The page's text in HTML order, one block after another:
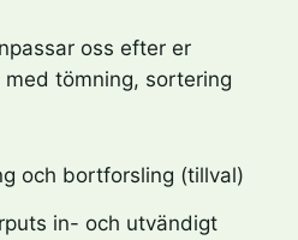
oss efter er
tömning, sortering
och bortforsling (tillval)
in- och utvändigt